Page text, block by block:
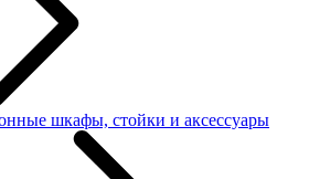
шкафы, стойки и аксессуары